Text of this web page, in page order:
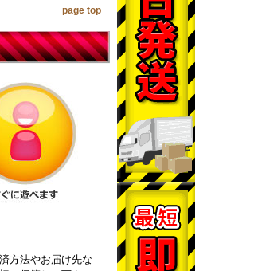
page top
方法やお届け先な